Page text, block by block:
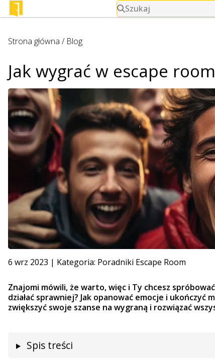
Szukaj
Strona główna / Blog
Jak wygrać w escape
6 wrz 2023 | Kategoria: Poradniki Escape Room
Znajomi mówili, że warto, więc i Ty chcesz
działać sprawniej? Jak opanować emocje i
zwiększyć swoje szanse na wygraną i rozwiązać
Spis treści